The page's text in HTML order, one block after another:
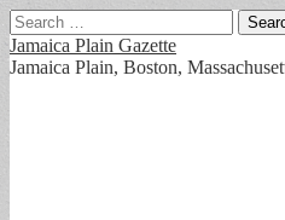
Search
for:
Jamaica Plain Gazette
Jamaica Plain, Boston,